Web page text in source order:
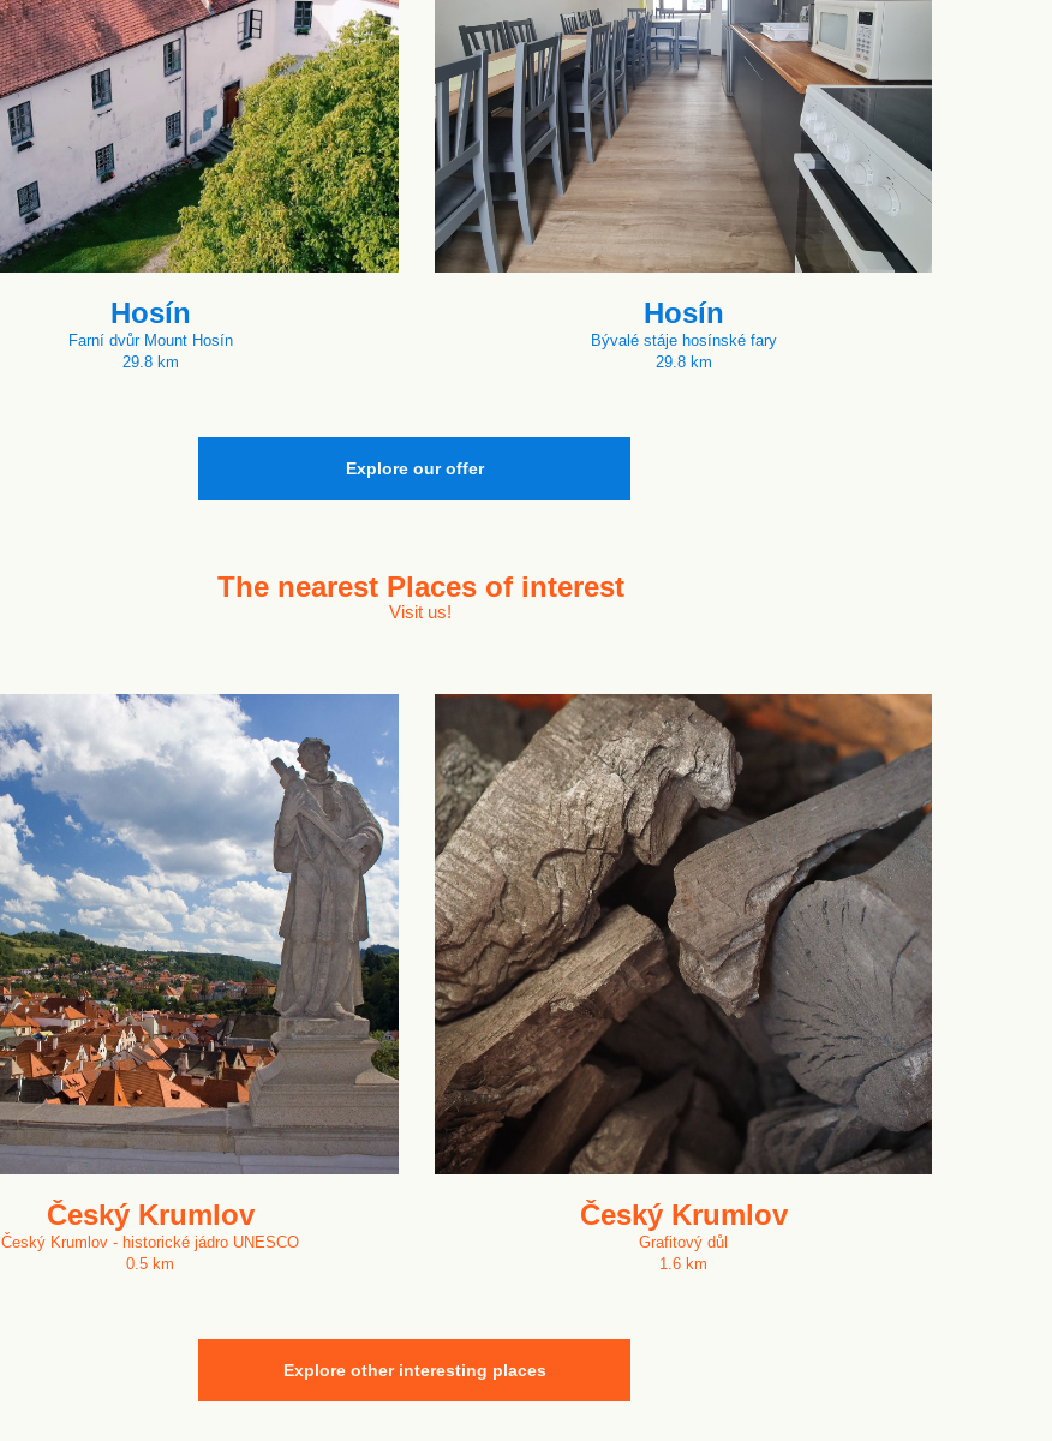
Hosín
Farní dvůr Mount Hosín
29.8 km
Hosín
Bývalé stáje hosínské fary
29.8 km
Explore our offer
The nearest Places of interest
Visit us!
Český Krumlov
Český Krumlov - historické jádro UNESCO
0.5 km
Český Krumlov
Grafitový důl
1.6 km
Explore other interesting places